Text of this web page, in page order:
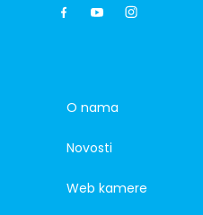
O nama
Novosti
Web kamere